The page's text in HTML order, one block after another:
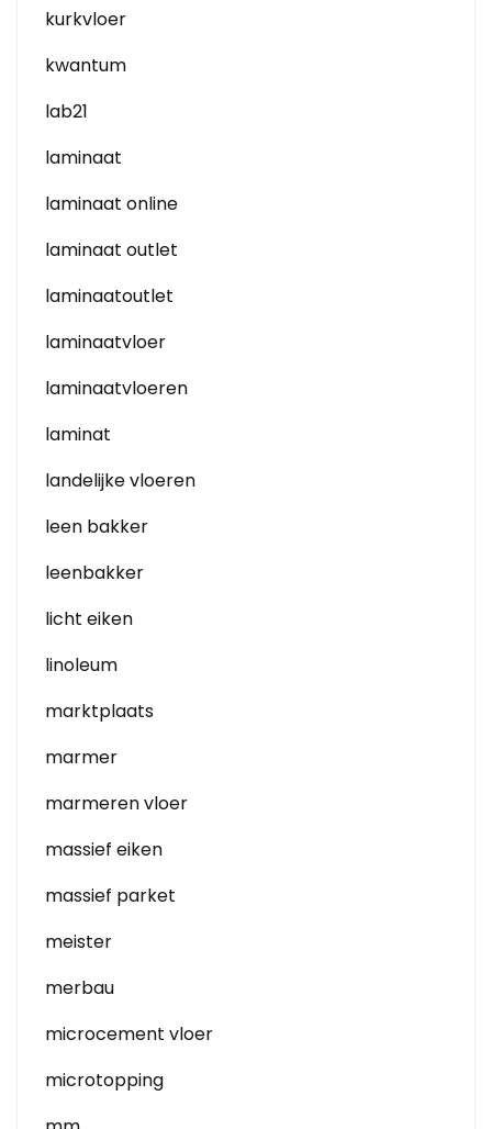
kurkvloer
kwantum
lab21
laminaat
laminaat online
laminaat outlet
laminaatoutlet
laminaatvloer
laminaatvloeren
laminat
landelijke vloeren
leen bakker
leenbakker
licht eiken
linoleum
marktplaats
marmer
marmeren vloer
massief eiken
massief parket
meister
merbau
microcement vloer
microtopping